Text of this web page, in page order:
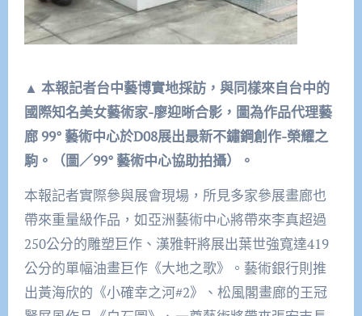
▲ 本報記者台中藝博實地採訪，與同樣來自台中的
國際知名美女藝術家-廖迎晰合影，圖為作品代理藝
廊 99° 藝術中心於D08展出最新不鏽鋼創作-榮耀之
駒。（圖／99° 藝術中心協助拍攝）。
本報記者實際參與展會現場，所見多家參展畫廊也
帶來重量級作品，如亞洲藝術中心將帶來李真超過
250公分的雕塑巨作、漢雅軒將展出葉世強寬達419
公分的單幅油畫巨作《大地之歌》。藝術銀行則推
出黃海欣的《小確幸之河#2》、松風閣畫廊的王冠